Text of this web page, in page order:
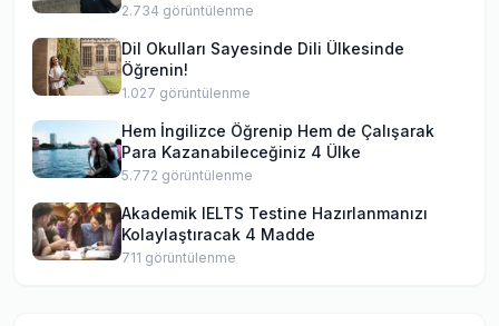
2.734 görüntülenme
Dil Okulları Sayesinde Dili Ülkesinde
Öğrenin!
1.027 görüntülenme
Hem İngilizce Öğrenip Hem de Çalışarak
Para Kazanabileceğiniz 4 Ülke
5.772 görüntülenme
Akademik IELTS Testine Hazırlanmanızı
Kolaylaştıracak 4 Madde
711 görüntülenme